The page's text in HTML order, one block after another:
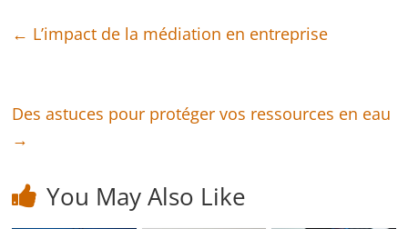
← L’impact de la médiation en entreprise
Des astuces pour protéger vos ressources en eau
→
You May Also Like